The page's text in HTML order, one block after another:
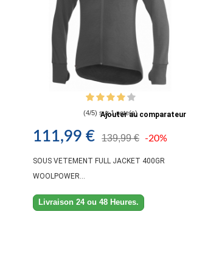
(4/5) sur 1 note(s)
Ajouter au comparateur
111,99 € 139,99 € -20%
SOUS VETEMENT FULL JACKET 400GR
WOOLPOWER...
Livraison 24 ou 48 Heures.